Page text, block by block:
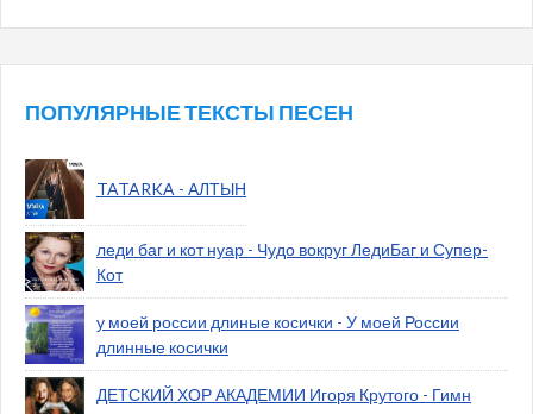
ПОПУЛЯРНЫЕ ТЕКСТЫ ПЕСЕН
TATARKA - АЛТЫН
леди баг и кот нуар - Чудо вокруг ЛедиБаг и Супер-
Кот
у моей россии длиные косички - У моей России
длинные косички
ДЕТСКИЙ ХОР АКАДЕМИИ Игоря Крутого - Гимн